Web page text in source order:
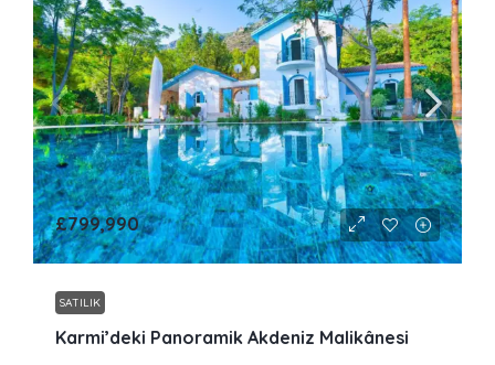
£799,990
SATILIK
Karmi’deki Panoramik Akdeniz Malikânesi